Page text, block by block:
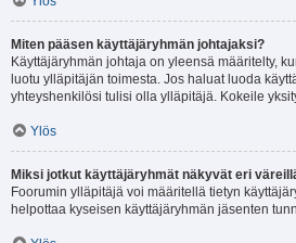
Miten pääsen käyttäjäryhmän johtajaksi?
Käyttäjäryhmän johtaja on yleensä määritelty,
luotu ylläpitäjän toimesta. Jos haluat luoda
yhteyshenkilösi tulisi olla ylläpitäjä. Kokeile
Ylös
Miksi jotkut käyttäjäryhmät näkyvät eri
Foorumin ylläpitäjä voi määritellä tietyn
helpottaa kyseisen käyttäjäryhmän jäsenten